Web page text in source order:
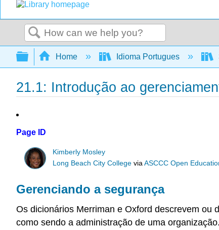
Search
Expand/collapse global hierarchy
Home Idioma Portugues
21.1: Introdução ao
Page ID
Kimberly Mosley
Long Beach City College viaASCCC Open
Gerenciando a segurança
Os dicionários Merriman e Oxford descrevem ou
como sendo a administração de uma